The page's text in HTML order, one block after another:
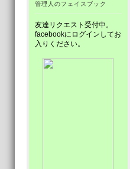
管理人のフェイスブック
友達リクエスト受付中。
facebookにログインしてお
入りください。